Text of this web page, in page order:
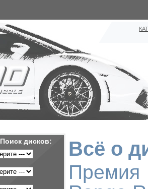
Поиск дисков:
Всё о
Премия